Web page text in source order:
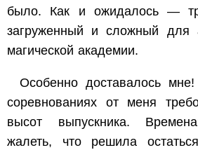
было. Как и ожидалось —
загруженный и сложный для
магической академии.
Особенно доставалось
соревнованиях от меня
высот выпускника.
жалеть, что решила